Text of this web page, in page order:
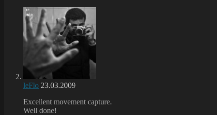
leFlo 23.03.2009
Excellent movement capture.
Well done!